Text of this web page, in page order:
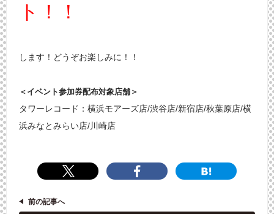
ト！！
します！どうぞお楽しみに！！
＜イベント参加券配布対象店舗＞
タワーレコード：横浜モアーズ店/渋谷店/新宿店/秋葉原店/横
浜みなとみらい店/川崎店
前の記事へ